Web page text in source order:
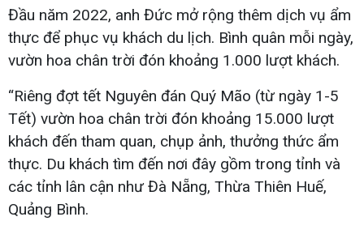
Đầu năm 2022, anh Đức mở rộng thêm dịch vụ ẩm
thực để phục vụ khách du lịch. Bình quân mỗi ngày,
vườn hoa chân trời đón khoảng 1.000 lượt khách.
“Riêng đợt tết Nguyên đán Quý Mão (từ ngày 1-5
Tết) vườn hoa chân trời đón khoảng 15.000 lượt
khách đến tham quan, chụp ảnh, thưởng thức ẩm
thực. Du khách tìm đến nơi đây gồm trong tỉnh và
các tỉnh lân cận như Đà Nẵng, Thừa Thiên Huế,
Quảng Bình.